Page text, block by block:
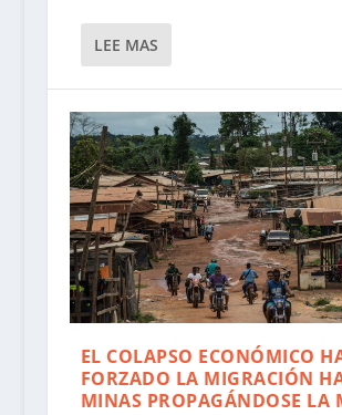
LEE MAS
EL COLAPSO ECONÓMICO
FORZADO LA MIGRACIÓN
MINAS PROPAGÁNDOSE LA